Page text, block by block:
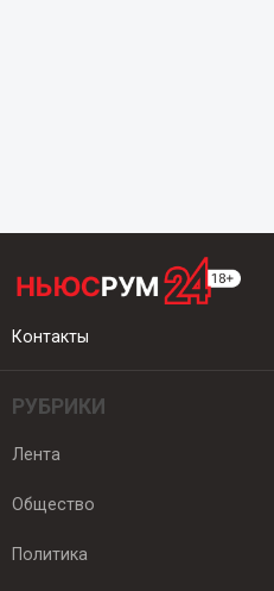
Контакты
РУБРИКИ
Лента
Общество
Политика